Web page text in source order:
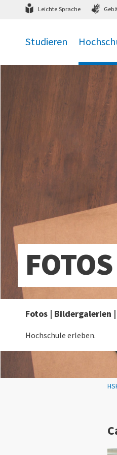
zum Hauptmenü zum
Leichte Sprache
Studieren
Fotos | Bildergalerien
Hochschule erleben.